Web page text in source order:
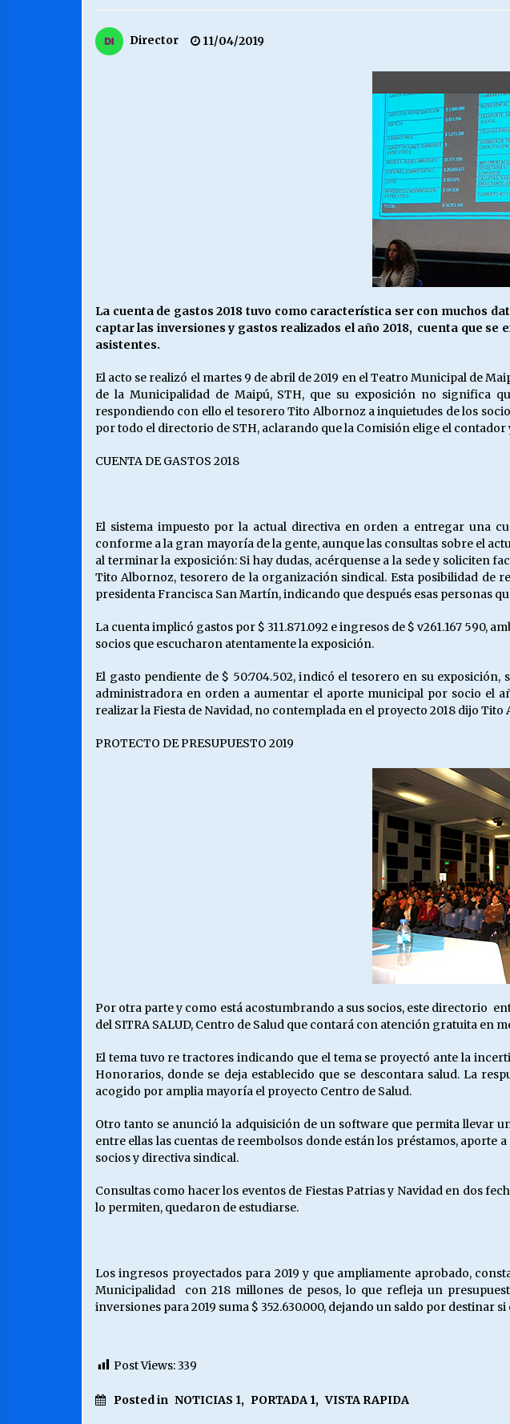
MUNICIPALIDAD, TRABAJADORES,
CLIMA LABORAL:
Director 11/04/2019
La cuenta de gastos 2018 tuvo como característica ser con muchos
captar las inversiones y gastos realizados el año 2018, cuenta que
asistentes.
El acto se realizó el martes 9 de abril de 2019 en el Teatro Municipal de
de la Municipalidad de Maipú, STH, que su exposición no significa
respondiendo con ello el tesorero Tito Albornoz a inquietudes de los
por todo el directorio de STH, aclarando que la Comisión elige el contador
CUENTA DE GASTOS 2018
El sistema impuesto por la actual directiva en orden a entregar una
conforme a la gran mayoría de la gente, aunque las consultas sobre el
al terminar la exposición: Si hay dudas, acérquense a la sede y soliciten
Tito Albornoz, tesorero de la organización sindical. Esta posibilidad de
presidenta Francisca San Martín, indicando que después esas personas
La cuenta implicó gastos por $ 311.871.092 e ingresos de $ v261.167 590,
socios que escucharon atentamente la exposición.
El gasto pendiente de $ 50:704.502, indicó el tesorero en su
administradora en orden a aumentar el aporte municipal por socio el
realizar la Fiesta de Navidad, no contemplada en el proyecto 2018 dijo
PROTECTO DE PRESUPUESTO 2019
Por otra parte y como está acostumbrando a sus socios, este directorio
del SITRA SALUD, Centro de Salud que contará con atención gratuita
El tema tuvo re tractores indicando que el tema se proyectó ante la
Honorarios, donde se deja establecido que se descontara salud. La
acogido por amplia mayoría el proyecto Centro de Salud.
Otro tanto se anunció la adquisición de un software que permita llevar
entre ellas las cuentas de reembolsos donde están los préstamos, aporte
socios y directiva sindical.
Consultas como hacer los eventos de Fiestas Patrias y Navidad en dos
lo permiten, quedaron de estudiarse.
Los ingresos proyectados para 2019 y que ampliamente aprobado,
Municipalidad con 218 millones de pesos, lo que refleja un
inversiones para 2019 suma $ 352.630.000, dejando un saldo por destinar
Post Views:339
Posted in NOTICIAS 1, PORTADA 1, VISTA RAPIDA